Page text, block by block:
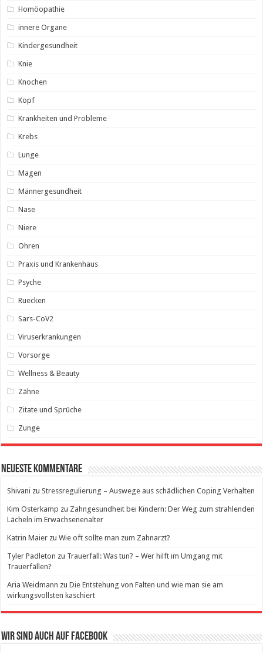
Homöopathie
innere Organe
Kindergesundheit
Knie
Knochen
Kopf
Krankheiten und Probleme
Krebs
Lunge
Magen
Männergesundheit
Nase
Niere
Ohren
Praxis und Krankenhaus
Psyche
Ruecken
Sars-CoV2
Viruserkrankungen
Vorsorge
Wellness & Beauty
Zähne
Zitate und Sprüche
Zunge
Neueste Kommentare
Shivani zuStressregulierung – Auswege aus schädlichen Coping Verhalten
Kim Osterkamp zu Zahngesundheit bei Kindern: Der Weg zum strahlenden
Lächeln im Erwachsenenalter
Katrin Maier zuWie oft sollte man zum Zahnarzt?
Tyler Padleton zu Trauerfall: Was tun? – Wer hilft im Umgang mit
Trauerfällen?
Aria Weidmann zuDie Entstehung von Falten und wie man sie am
wirkungsvollsten kaschiert
Wir sind auch auf Facebook